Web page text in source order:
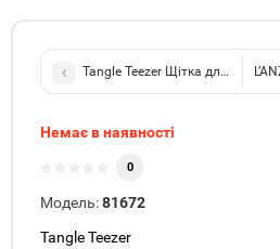
Tangle Teezer Щітка для
Немає в наявності
0
Модель:81672
Tangle Teezer